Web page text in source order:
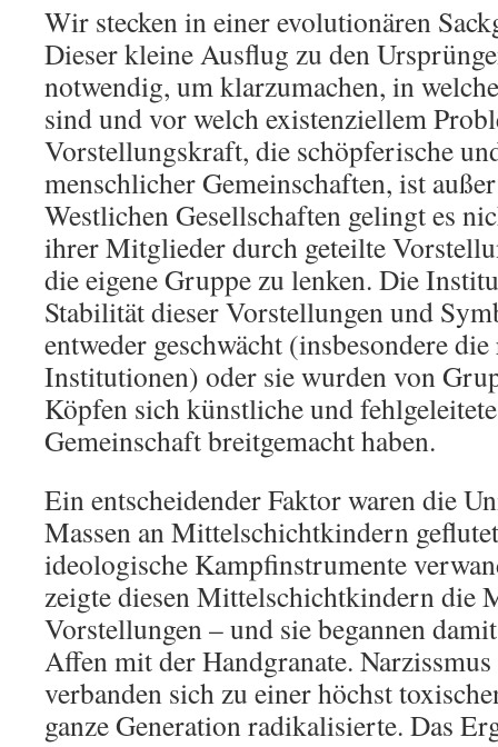
Wir stecken in einer evolutionären
Dieser kleine Ausflug zu den
notwendig, um klarzumachen, in
sind und vor welch existenziellem
Vorstellungskraft, die schöpferische
menschlicher Gemeinschaften, ist
Westlichen Gesellschaften gelingt es
ihrer Mitglieder durch geteilte
die eigene Gruppe zu lenken. Die
Stabilität dieser Vorstellungen und
entweder geschwächt (insbesondere
Institutionen) oder sie wurden von
Köpfen sich künstliche und
Gemeinschaft breitgemacht haben.
Ein entscheidender Faktor waren die
Massen an Mittelschichtkindern
ideologische Kampfinstrumente
zeigte diesen Mittelschichtkindern die
Vorstellungen – und sie begannen
Affen mit der Handgranate.
verbanden sich zu einer höchst
ganze Generation radikalisierte. Das